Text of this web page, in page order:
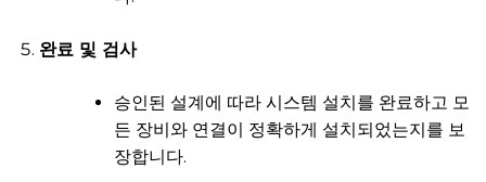
완료 및 검사
승인된 설계에 따라 시스템 설치를 완료하고 모
든 장비와 연결이 정확하게 설치되었는지를 보
장합니다.